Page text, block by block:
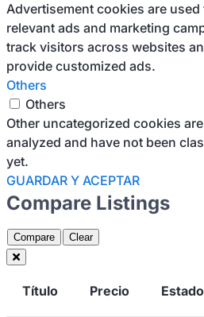
Advertisement cookies are
relevant ads and marketing
track visitors across websites
provide customized ads.
Others
Others
Other uncategorized cookies
analyzed and have not been
yet.
GUARDAR Y ACEPTAR
Compare Listings
Compare Clear
Título Precio Estado